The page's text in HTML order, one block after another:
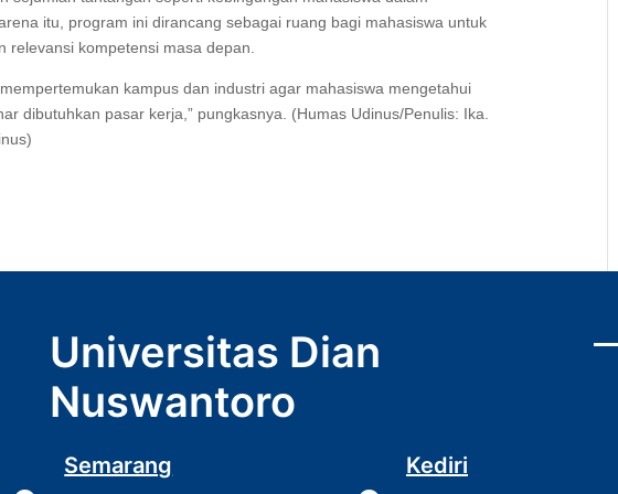
itu, program ini dirancang sebagai ruang bagi mahasiswa untuk
relevansi kompetensi masa depan.
kampus dan industri agar mahasiswa mengetahui
dibutuhkan pasar kerja,” pungkasnya. (Humas Udinus/Penulis: Ika.
Universitas Dian
Nuswantoro
Semarang Kediri